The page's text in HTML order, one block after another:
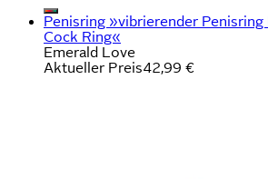
Penisring »vibrierender
Cock Ring«
Emerald Love
Aktueller Preis42,99 €